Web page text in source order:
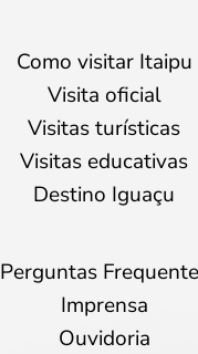
Como visitar Itaipu
Visita oficial
Visitas turísticas
Visitas educativas
Destino Iguaçu
Perguntas
Imprensa
Ouvidoria